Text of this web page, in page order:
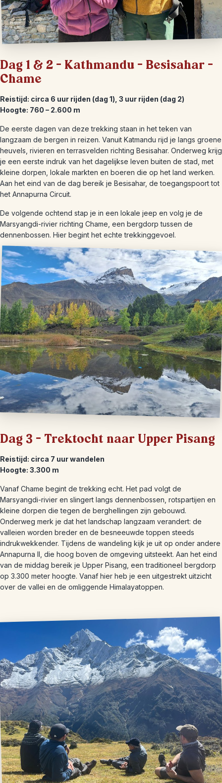
Dag 1 & 2 – Kathmandu – Besisahar –
Chame
Reistijd: circa 6 uur rijden (dag 1), 3 uur rijden (dag 2)
Hoogte: 760 – 2.600 m
De eerste dagen van deze trekking staan in het teken van
langzaam de bergen in reizen. Vanuit Katmandu rijd je langs groene
heuvels, rivieren en terrasvelden richting Besisahar. Onderweg krijg
je een eerste indruk van het dagelijkse leven buiten de stad, met
kleine dorpen, lokale markten en boeren die op het land werken.
Aan het eind van de dag bereik je Besisahar, de toegangspoort tot
het Annapurna Circuit.
De volgende ochtend stap je in een lokale jeep en volg je de
Marsyangdi-rivier richting Chame, een bergdorp tussen de
dennenbossen. Hier begint het echte trekkinggevoel.
Dag 3 – Trektocht naar Upper Pisang
Reistijd: circa 7 uur wandelen
Hoogte: 3.300 m
Vanaf Chame begint de trekking echt. Het pad volgt de
Marsyangdi-rivier en slingert langs dennenbossen, rotspartijen en
kleine dorpen die tegen de berghellingen zijn gebouwd.
Onderweg merk je dat het landschap langzaam verandert: de
valleien worden breder en de besneeuwde toppen steeds
indrukwekkender. Tijdens de wandeling kijk je uit op onder andere
Annapurna II, die hoog boven de omgeving uitsteekt. Aan het eind
van de middag bereik je Upper Pisang, een traditioneel bergdorp
op 3.300 meter hoogte. Vanaf hier heb je een uitgestrekt uitzicht
over de vallei en de omliggende Himalayatoppen.